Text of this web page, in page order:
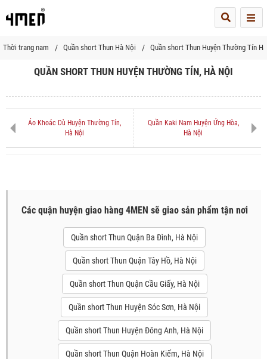
Thời trang nam Quần short Thun Hà Nội Quần short Thun Huyện Thường Tín
QUẦN SHORT THUN HUYỆN THƯỜNG TÍN, HÀ NỘI
Áo Khoác Dù Huyện Thường Tín,
Hà Nội
Quần Kaki Nam Huyện Ứng Hòa,
Hà Nội
Các quận huyện giao hàng 4MEN sẽ giao sản phẩm tận nơi
Quần short Thun Quận Ba Đình, Hà Nội
Quần short Thun Quận Tây Hồ, Hà Nội
Quần short Thun Quận Cầu Giấy, Hà Nội
Quần short Thun Huyện Sóc Sơn, Hà Nội
Quần short Thun Huyện Đông Anh, Hà Nội
Quần short Thun Quận Hoàn Kiếm, Hà Nội